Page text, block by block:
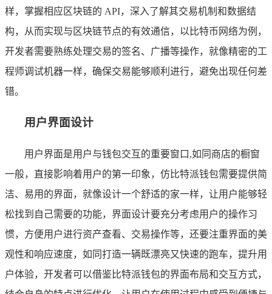
样，掌握相应区块链的 API，深入了解其交易机制和数据结
构，从而实现与区块链节点的有效通信，以比特币网络为例，
开发者需要熟练处理交易的签名、广播等操作，就像精密的工
程师调试机器一样，确保交易能够顺利进行，避免出现任何差
错。
用户界面设计
用户界面是用户与钱包交互的重要窗口,如同商店的橱窗
一般，直接影响着用户的第一印象，仿比特派钱包需要提供简
洁、易用的界面，就像设计一个舒适的家一样，让用户能够轻
松找到自己需要的功能，界面设计要充分考虑用户的操作习
惯，方便用户进行资产查看、交易操作等，还要注重界面的美
观性和响应速度，如同打造一辆既漂亮又快速的跑车，提升用
户体验，开发者可以借鉴比特派钱包的界面布局和交互方式，